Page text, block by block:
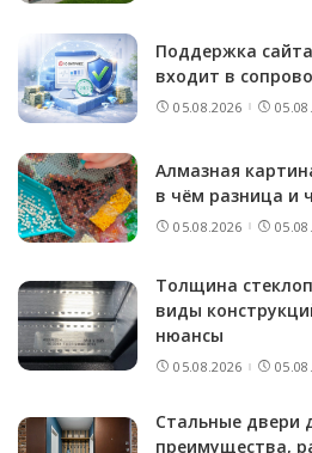
Поддержка
входит в
05.08.2026
Алмазная
в чём разница и
05.08.2026
Толщина
виды
нюансы
05.08.2026
Стальные двери
преимущества,